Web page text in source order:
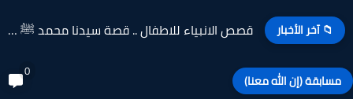
📁 آخر الأخبار قصص الانبياء للاطفال .. قصة سيدنا محمد ﷺ -...
(إن الله معنا)